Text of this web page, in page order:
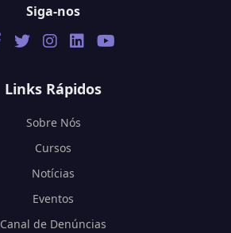
Siga-nos
Links Rápidos
Sobre Nós
Cursos
Notícias
Eventos
Canal de Denúncias